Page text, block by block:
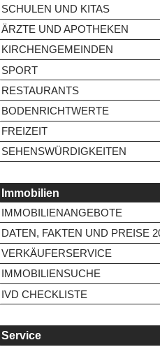
SCHULEN UND KITAS
ÄRZTE UND APOTHEKEN
KIRCHENGEMEINDEN
SPORT
RESTAURANTS
BODENRICHTWERTE
FREIZEIT
SEHENSWÜRDIGKEITEN
Immobilien
IMMOBILIENANGEBOTE
DATEN, FAKTEN UND PREISE
VERKÄUFERSERVICE
IMMOBILIENSUCHE
IVD CHECKLISTE
Service